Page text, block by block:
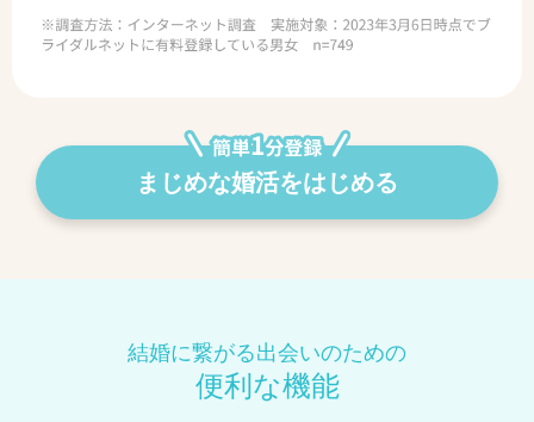
まじめな婚活をはじめる
結婚に繋がる出会いのための
便利な機能